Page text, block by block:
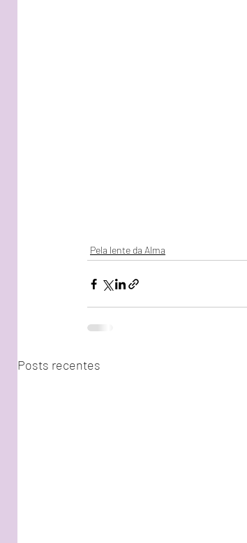
Pela lente da Alma
Posts recentes